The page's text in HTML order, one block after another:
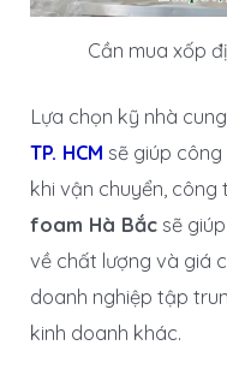
Cần mua xốp
Lựa chọn kỹ nhà
TP. HCM sẽ giúp
khi vận chuyển, công
foam Hà Bắc sẽ
về chất lượng và giá
doanh nghiệp tập
kinh doanh khác.